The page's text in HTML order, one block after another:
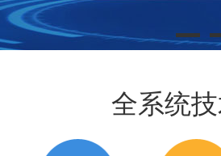
全系统